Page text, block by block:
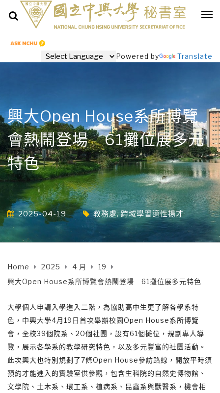
Powered by Translate
興大Open House系所博覽
會熱鬧登場 61攤位展多元
特色
2025-04-19 教務處, 跨域學習適性揚才
Home 2025 4 月
19
興大Open House系所博覽會熱鬧登場 61攤位展多元特色
大學個人申請入學進入二階，為協助高中生更了解各學系特
色，中興大學4月19日首次舉辦校園Open House系所博覽
會，全校39個院系、20個社團，設有61個攤位，規劃專人導
覽，展示各學系的教學研究特色，以及多元豐富的社團活動。
此次興大也特別規劃了7條Open House參訪路線，開放平時須
預約才能進入的實驗室供參觀，包含生科院的自然史博物館、
文學院、土木系、環工系、植病系、昆蟲系與獸醫系，機會相